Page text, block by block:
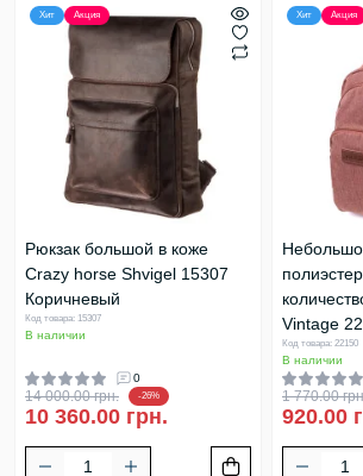
Хит Акция
Рюкзак большой в коже
Crazy horse Shvigel 15307
Коричневый
Код товара: 15307
В наличии
0
14 000.00 грн. -26%
10 360.00 грн.
Хит Акция
Vintage
Код товара: 22150
В наличии
1 770.00
920.00